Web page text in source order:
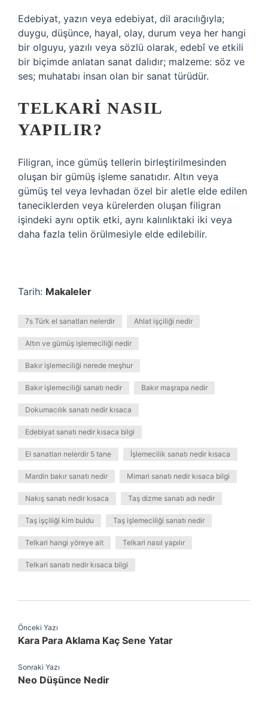
Edebiyat, yazın veya edebiyat, dil aracılığıyla;
duygu, düşünce, hayal, olay, durum veya her hangi
bir olguyu, yazılı veya sözlü olarak, edebî ve etkili
bir biçimde anlatan sanat dalıdır; malzeme: söz ve
ses; muhatabı insan olan bir sanat türüdür.
TELKARI NASIL
YAPILIR?
Filigran, ince gümüş tellerin birleştirilmesinden
oluşan bir gümüş işleme sanatıdır. Altın veya
gümüş tel veya levhadan özel bir aletle elde edilen
taneciklerden veya kürelerden oluşan filigran
işindeki aynı optik etki, aynı kalınlıktaki iki veya
daha fazla telin örülmesiyle elde edilebilir.
Tarih: Makaleler
7s Türk el sanatları nelerdir Ahlat işçiliği nedir
Altın ve gümüş işlemeciliği nedir
Bakır işlemeciliği nerede meşhur
Bakır işlemeciliği sanatı nedir Bakır maşrapa nedir
Dokumacılık sanatı nedir kısaca
Edebiyat sanatı nedir kısaca bilgi
El sanatları nelerdir 5 tane İşlemecilik sanatı nedir kısaca
Mardin bakır sanatı nedir Mimari sanatı nedir kısaca bilgi
Nakış sanatı nedir kısaca Taş dizme sanatı adı nedir
Taş işçiliği kim buldu Taş işlemeciliği sanatı nedir
Telkari hangi yöreye ait Telkari nasıl yapılır
Telkari sanatı nedir kısaca bilgi
Önceki Yazı
Kara Para Aklama Kaç Sene Yatar
Sonraki Yazı
Neo Düşünce Nedir